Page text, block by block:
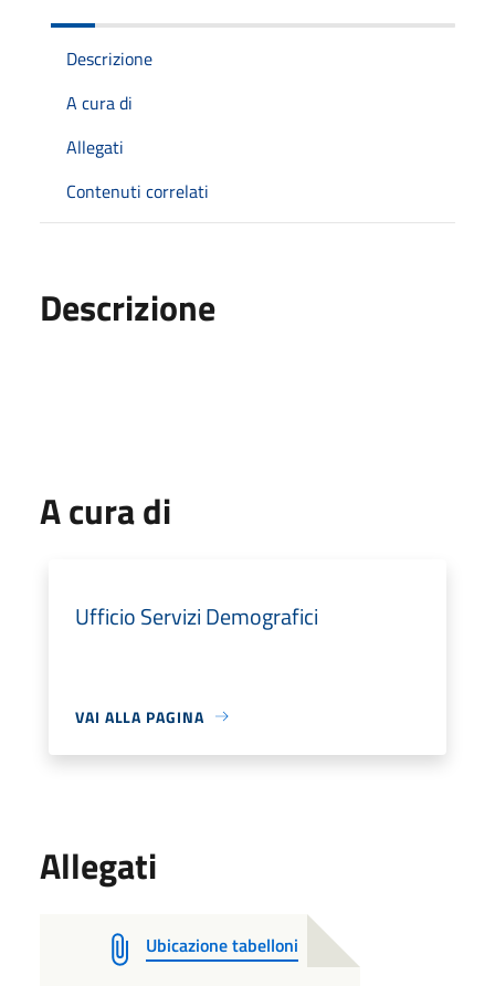
Descrizione
A cura di
Allegati
Contenuti correlati
Descrizione
A cura di
Ufficio Servizi Demografici
VAI ALLA PAGINA
Allegati
Ubicazione tabelloni